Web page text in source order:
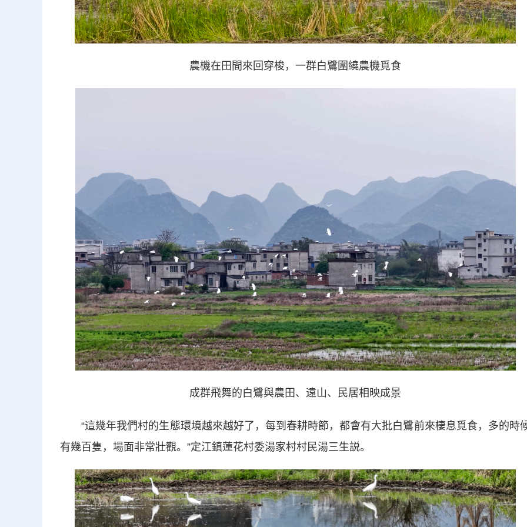
農機在田間來回穿梭，一群白鷺圍繞農機覓食
成群飛舞的白鷺與農田、遠山、民居相映成景
“這幾年我們村的生態環境越來越好了，每到春耕時節，都會有大批白鷺前來棲息覓食，多的時
有幾百隻，場面非常壯觀。”定江鎮蓮花村委湯家村村民湯三生説。